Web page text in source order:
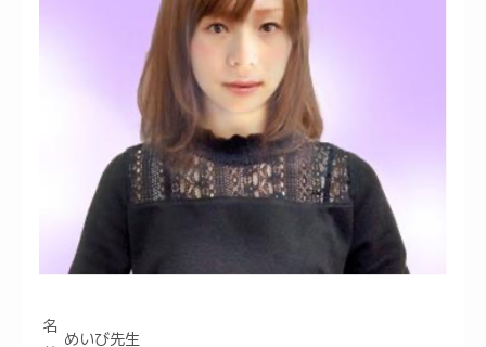
名
めいび先生